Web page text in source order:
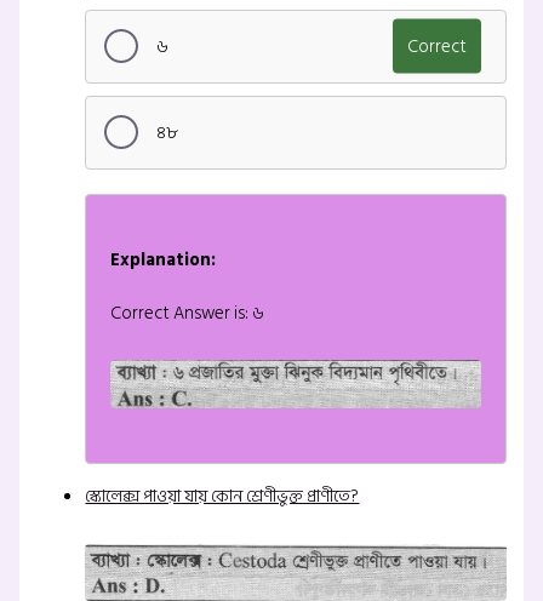
৬ Correct
৪৮
Explanation:
Correct Answer is: ৬
স্কোলেক্স পাওয়া যায় কোন শ্রেণীভুক্ত প্রাণীতে?